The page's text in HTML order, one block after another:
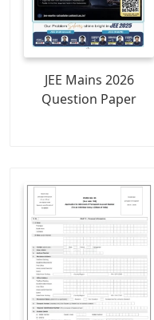
JEE Mains 2026
Question Paper